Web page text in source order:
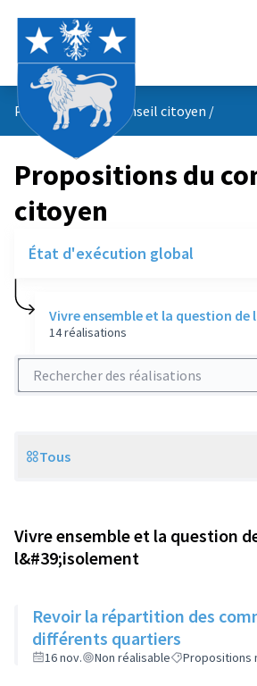
Propositions du conseil citoyen /
Propositions du
citoyen
État d'exécution global
Vivre ensemble et la question de
14 réalisations
Rechercher des réalisations
Scope
Tous
Vivre ensemble et la question
l&#39;isolement
Revoir la répartition des
différents quartiers
16 nov. Non réalisable Propositions